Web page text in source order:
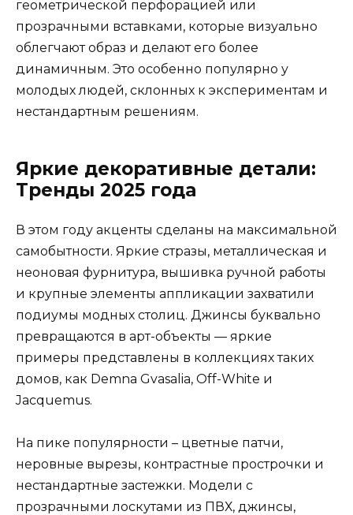
геометрической перфорацией или
прозрачными вставками, которые визуально
облегчают образ и делают его более
динамичным. Это особенно популярно у
молодых людей, склонных к экспериментам и
нестандартным решениям.
Яркие декоративные детали:
Тренды 2025 года
В этом году акценты сделаны на максимальной
самобытности. Яркие стразы, металлическая и
неоновая фурнитура, вышивка ручной работы
и крупные элементы аппликации захватили
подиумы модных столиц. Джинсы буквально
превращаются в арт-объекты — яркие
примеры представлены в коллекциях таких
домов, как Demna Gvasalia, Off-White и
Jacquemus.
На пике популярности – цветные патчи,
неровные вырезы, контрастные прострочки и
нестандартные застежки. Модели с
прозрачными лоскутами из ПВХ, джинсы,